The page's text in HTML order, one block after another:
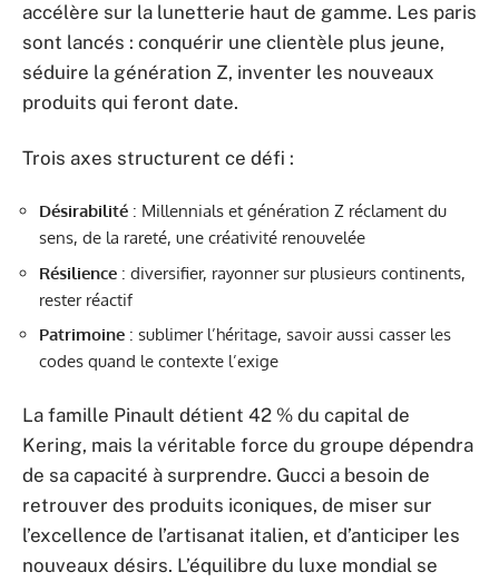
accélère sur la lunetterie haut de gamme. Les paris
sont lancés : conquérir une clientèle plus jeune,
séduire la génération Z, inventer les nouveaux
produits qui feront date.
Trois axes structurent ce défi :
Désirabilité : Millennials et génération Z réclament du
sens, de la rareté, une créativité renouvelée
Résilience : diversifier, rayonner sur plusieurs continents,
rester réactif
Patrimoine : sublimer l’héritage, savoir aussi casser les
codes quand le contexte l’exige
La famille Pinault détient 42 % du capital de
Kering, mais la véritable force du groupe dépendra
de sa capacité à surprendre. Gucci a besoin de
retrouver des produits iconiques, de miser sur
l’excellence de l’artisanat italien, et d’anticiper les
nouveaux désirs. L’équilibre du luxe mondial se